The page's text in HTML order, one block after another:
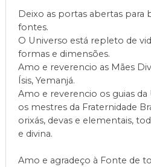
Deixo as portas abertas para
fontes.
O Universo está repleto de
formas e dimensões.
Amo e reverencio as Mães
Ísis, Yemanjá.
Amo e reverencio os guias da
os mestres da Fraternidade
orixás, devas e elementais,
e divina.
Amo e agradeço à Fonte de